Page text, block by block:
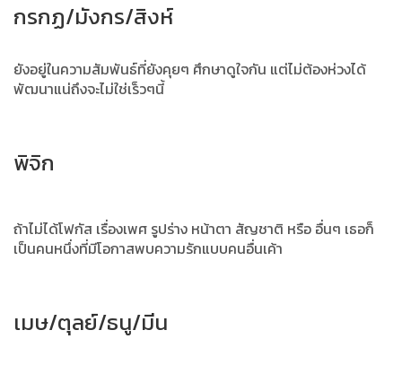
กรกฏ/มังกร/สิงห์
ยังอยู่ในความสัมพันธ์ที่ยังคุยๆ ศึกษาดูใจกัน แต่ไม่ต้องห่วงได้
พัฒนาแน่ถึงจะไม่ใช่เร็วๆนี้
พิจิก
ถ้าไม่ได้โฟกัส เรื่องเพศ รูปร่าง หน้าตา สัญชาติ หรือ อื่นๆ เธอก็
เป็นคนหนึ่งที่มีโอกาสพบความรักแบบคนอื่นเค้า
เมษ/ตุลย์/ธนู/มีน